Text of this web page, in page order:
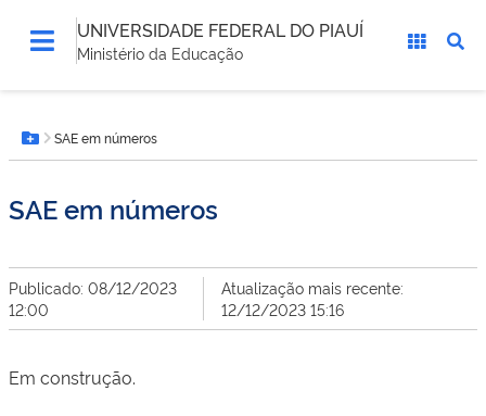
UNIVERSIDADE FEDERAL DO PIAUÍ
Ministério da Educação
está
aqui:Botão Menu
SAE em números
SAE em números
Publicado: 08/12/2023
12:00
Atualização mais recente:
12/12/2023 15:16
Em construção.